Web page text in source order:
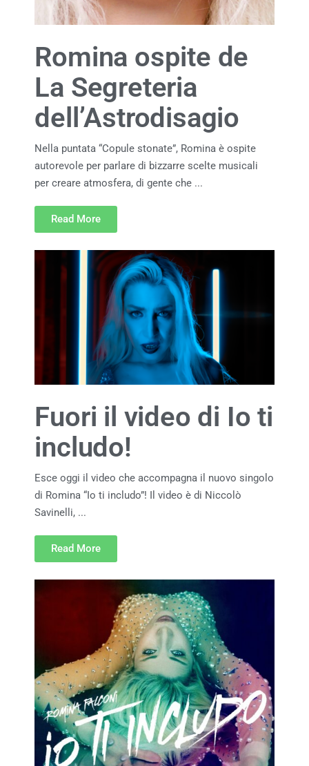
Romina ospite de
La Segreteria
dell’Astrodisagio
Nella puntata “Copule stonate”, Romina è ospite
autorevole per parlare di bizzarre scelte musicali
per creare atmosfera, di gente che ...
Read More
Fuori il video di Io ti
includo!
Esce oggi il video che accompagna il nuovo singolo
di Romina “Io ti includo”! Il video è di Niccolò
Savinelli, ...
Read More